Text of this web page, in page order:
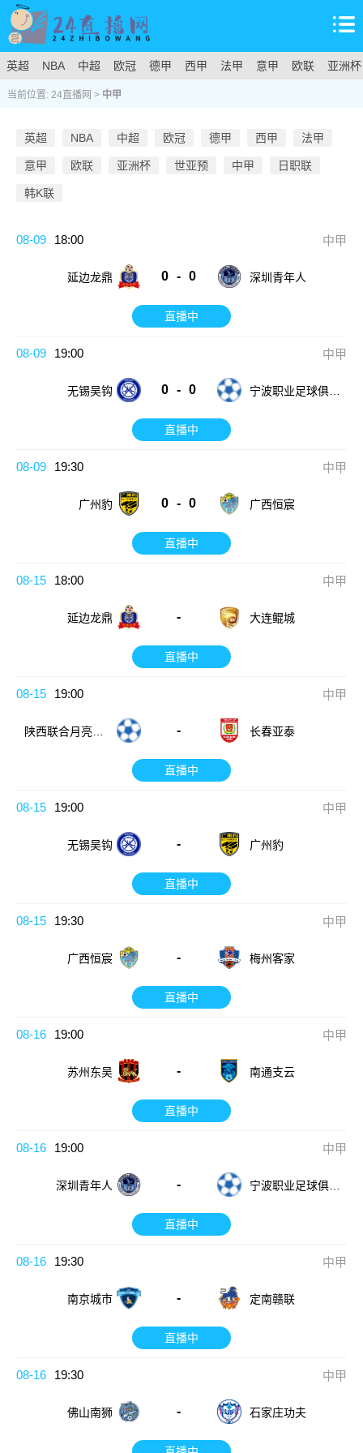
英超 NBA 中超 欧冠 德甲 西甲 法甲 意甲 欧联 亚洲杯
当前位置: 24直播网 > 中甲
英超 NBA 中超 欧冠 德甲 西甲 法甲
意甲 欧联 亚洲杯 世亚预 中甲 日职联
韩K联
08-09 18:00 中甲
延边龙鼎 0 - 0 深圳青年人
直播中
08-09 19:00 中甲
无锡吴钩 0 - 0
宁波职业足球俱乐
直播中
08-09 19:30 中甲
广州豹 0 - 0 广西恒宸
直播中
08-15 18:00 中甲
延边龙鼎 - 大连鲲城
直播中
08-15 19:00 中甲
陕西联合月亮泊
- 长春亚泰
直播中
08-15 19:00 中甲
无锡吴钩 - 广州豹
直播中
08-15 19:30 中甲
广西恒宸 - 梅州客家
直播中
08-16 19:00 中甲
苏州东吴 - 南通支云
直播中
08-16 19:00 中甲
深圳青年人 -
宁波职业足球俱乐
直播中
08-16 19:30 中甲
南京城市 - 定南赣联
直播中
08-16 19:30 中甲
佛山南狮 - 石家庄功夫